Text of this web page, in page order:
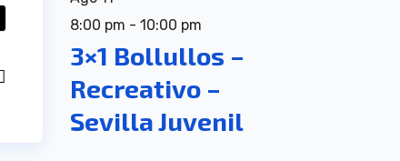
8:00 pm - 10:00 pm
3×1 Bollullos –
Recreativo –
Sevilla Juvenil